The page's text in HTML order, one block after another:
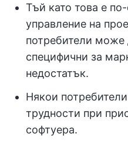
Тъй като това е
управление на
потребители може
специфични за
недостатък.
Някои
трудности при
софтуера.